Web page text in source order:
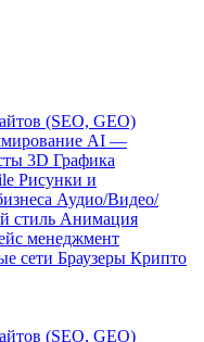
(SEO, GEO)
AI —
3D Графика
Рисунки и
Аудио/Видео/
стиль Анимация
менеджмент
сети Браузеры Крипто
(SEO, GEO)